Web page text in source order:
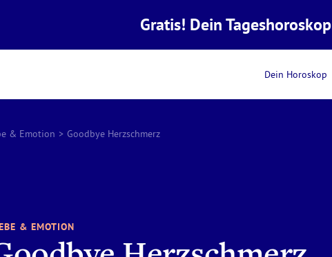
Dein Horoskop
Gratis! Dein Tageshoroskop
& Emotion > Goodbye Herzschmerz
& EMOTION